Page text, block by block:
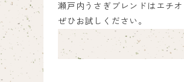
瀬戸内うさぎブレンドはエチ
ぜひお試しください。